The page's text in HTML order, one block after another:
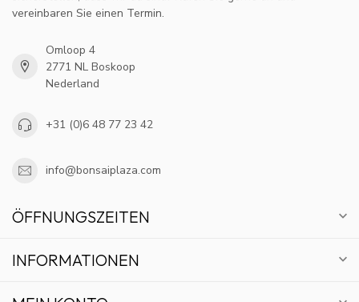
vereinbaren Sie einen Termin.
Omloop 4
2771 NL Boskoop
Nederland
+31 (0)6 48 77 23 42
info@bonsaiplaza.com
ÖFFNUNGSZEITEN
INFORMATIONEN